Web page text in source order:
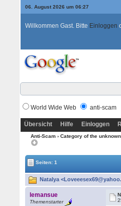
06. August 2026 um 06:27
Willkommen Gast. Bitte Einloggen
World Wide Web anti-scam
Übersicht Hilfe Einloggen
Anti-Scam› Category of the
Seiten: 1
Natalya
lemansue
Themenstarter